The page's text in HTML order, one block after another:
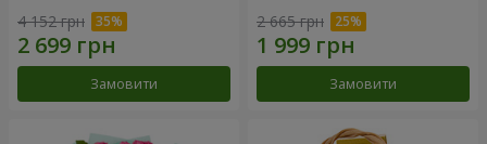
4 152 грн
Замовити
2 665 грн
Замовити